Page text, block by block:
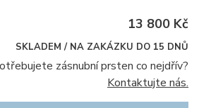
13 800 Kč
SKLADEM / NA ZAKÁZKU DO 15 DNŮ
zásnubní prsten co nejdřív?
Kontaktujte nás.